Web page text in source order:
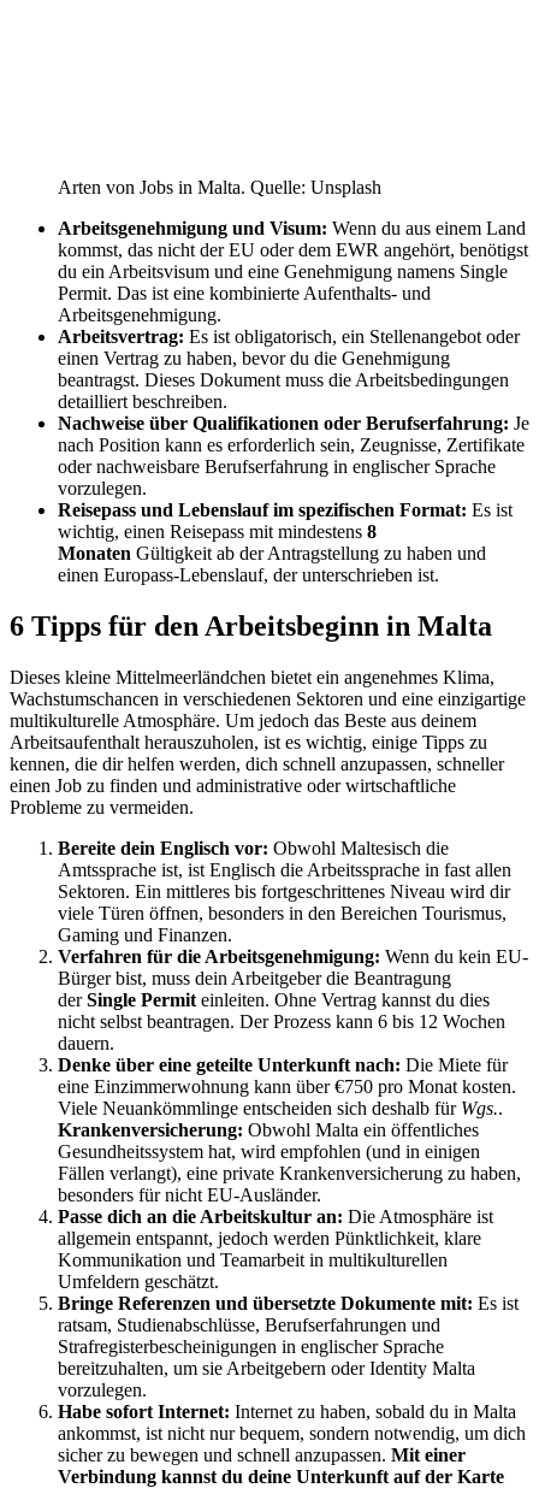
Arten von Jobs in Malta. Quelle: Unsplash
Arbeitsgenehmigung und Visum: Wenn du aus einem Land
kommst, das nicht der EU oder dem EWR angehört, benötigst
du ein Arbeitsvisum und eine Genehmigung namens Single
Permit. Das ist eine kombinierte Aufenthalts- und
Arbeitsgenehmigung.
Arbeitsvertrag: Es ist obligatorisch, ein Stellenangebot oder
einen Vertrag zu haben, bevor du die Genehmigung
beantragst. Dieses Dokument muss die Arbeitsbedingungen
detailliert beschreiben.
Nachweise über Qualifikationen oder Berufserfahrung: Je
nach Position kann es erforderlich sein, Zeugnisse, Zertifikate
oder nachweisbare Berufserfahrung in englischer Sprache
vorzulegen.
Reisepass und Lebenslauf im spezifischen Format: Es ist
wichtig, einen Reisepass mit mindestens 8
Monaten Gültigkeit ab der Antragstellung zu haben und
einen Europass-Lebenslauf, der unterschrieben ist.
6 Tipps für den Arbeitsbeginn in Malta
Dieses kleine Mittelmeerländchen bietet ein angenehmes Klima,
Wachstumschancen in verschiedenen Sektoren und eine einzigartige
multikulturelle Atmosphäre. Um jedoch das Beste aus deinem
Arbeitsaufenthalt herauszuholen, ist es wichtig, einige Tipps zu
kennen, die dir helfen werden, dich schnell anzupassen, schneller
einen Job zu finden und administrative oder wirtschaftliche
Probleme zu vermeiden.
Bereite dein Englisch vor: Obwohl Maltesisch die
Amtssprache ist, ist Englisch die Arbeitssprache in fast allen
Sektoren. Ein mittleres bis fortgeschrittenes Niveau wird dir
viele Türen öffnen, besonders in den Bereichen Tourismus,
Gaming und Finanzen.
Verfahren für die Arbeitsgenehmigung: Wenn du kein EU-
Bürger bist, muss dein Arbeitgeber die Beantragung
derSingle Permit einleiten. Ohne Vertrag kannst du dies
nicht selbst beantragen. Der Prozess kann 6 bis 12 Wochen
dauern.
Denke über eine geteilte Unterkunft nach: Die Miete für
eine Einzimmerwohnung kann über €750 pro Monat kosten.
Viele Neuankömmlinge entscheiden sich deshalb für Wgs..
Krankenversicherung: Obwohl Malta ein öffentliches
Gesundheitssystem hat, wird empfohlen (und in einigen
Fällen verlangt), eine private Krankenversicherung zu haben,
besonders für nicht EU-Ausländer.
Passe dich an die Arbeitskultur an: Die Atmosphäre ist
allgemein entspannt, jedoch werden Pünktlichkeit, klare
Kommunikation und Teamarbeit in multikulturellen
Umfeldern geschätzt.
Bringe Referenzen und übersetzte Dokumente mit: Es ist
ratsam, Studienabschlüsse, Berufserfahrungen und
Strafregisterbescheinigungen in englischer Sprache
bereitzuhalten, um sie Arbeitgebern oder Identity Malta
vorzulegen.
Habe sofort Internet: Internet zu haben, sobald du in Malta
ankommst, ist nicht nur bequem, sondern notwendig, um dich
sicher zu bewegen und schnell anzupassen. Mit einer
Verbindung kannst du deine Unterkunft auf der Karte